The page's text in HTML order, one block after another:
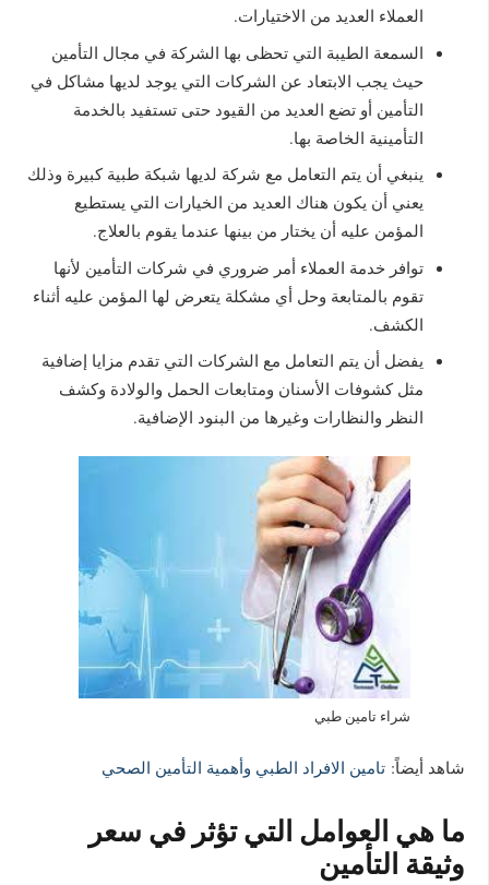
العملاء العديد من الاختيارات.
السمعة الطيبة التي تحظى بها الشركة في مجال التأمين
حيث يجب الابتعاد عن الشركات التي يوجد لديها مشاكل في
التأمين أو تضع العديد من القيود حتى تستفيد بالخدمة
التأمينية الخاصة بها.
ينبغي أن يتم التعامل مع شركة لديها شبكة طبية كبيرة وذلك
يعني أن يكون هناك العديد من الخيارات التي يستطيع
المؤمن عليه أن يختار من بينها عندما يقوم بالعلاج.
توافر خدمة العملاء أمر ضروري في شركات التأمين لأنها
تقوم بالمتابعة وحل أي مشكلة يتعرض لها المؤمن عليه أثناء
الكشف.
يفضل أن يتم التعامل مع الشركات التي تقدم مزايا إضافية
مثل كشوفات الأسنان ومتابعات الحمل والولادة وكشف
النظر والنظارات وغيرها من البنود الإضافية.
شراء تامين طبي
شاهد أيضاً:تامين الافراد الطبي وأهمية التأمين الصحي
ما هي العوامل التي تؤثر في سعر
وثيقة التأمين